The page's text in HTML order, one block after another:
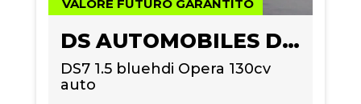
VALORE FUTURO GARANTITO
DS AUTOMOBILES DS 7
DS7 1.5 bluehdi Opera 130cv
auto